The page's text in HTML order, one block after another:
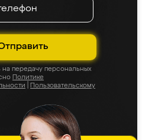
передачу персональных
Политике
Пользовательскому